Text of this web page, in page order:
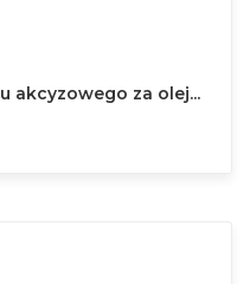
akcyzowego za olej...